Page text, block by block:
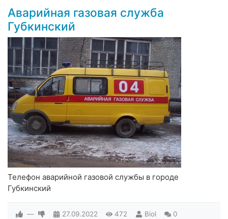
Аварийная газовая служба
Губкинский
Телефон аварийной газовой службы в городе
Губкинский
— 27.09.2022 472 Biol 0